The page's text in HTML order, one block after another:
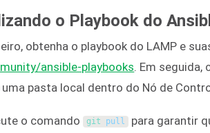
o Playbook do
obtenha o playbook do LAMP e
ansible-playbooks . Em
uma pasta local dentro do Nó de
o comando git pull para garantir